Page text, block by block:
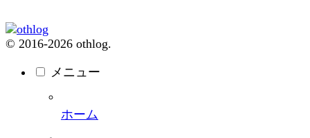
© 2016-2026 othlog.
メニュー
ホーム